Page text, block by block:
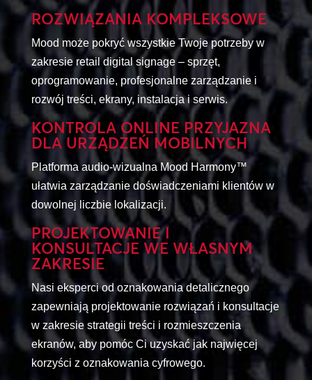
ROZWIĄZANIA KOMPLEKSOWE
Mood może pokryć wszystkie Twoje potrzeby w
zakresie retail digital signage – sprzęt,
oprogramowanie, profesjonalne zarządzanie i
rozwój treści, ekrany, instalacja i serwis.
KONTROLA ONLINE PRZYJAZNA
DLA URZĄDZEŃ MOBILNYCH
Platforma audio-wizualna Mood Harmony™
ułatwia zarządzanie doświadczeniami klientów w
dowolnej liczbie lokalizacji.
PROJEKTOWANIE I
KONSULTACJE WE WŁASNYM
ZAKRESIE
Nasi eksperci od oznakowania detalicznego
zapewniają projektowanie rozwiązań i konsultacje
w zakresie strategii treści i rozmieszczenia
ekranów, aby pomóc Ci uzyskać jak najwięcej
korzyści z oznakowania cyfrowego.